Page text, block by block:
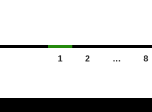
Beitragsnavigation
1 2 … 8